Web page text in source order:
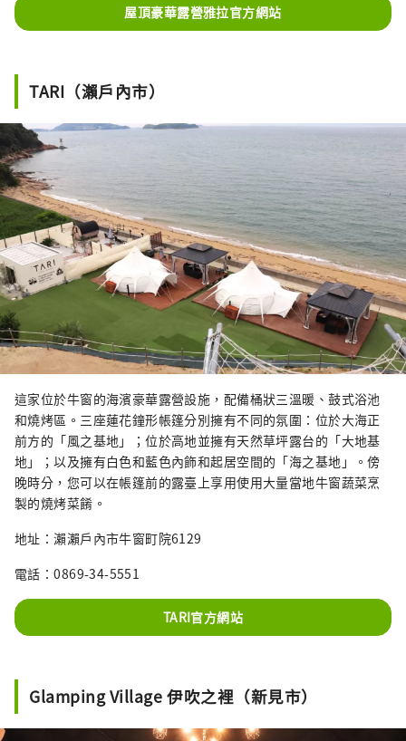
屋頂豪華露營雅拉官方網站
TARI（瀨戶內市）
這家位於牛窗的海濱豪華露營設施，配備桶狀三溫暖、鼓式浴池
和燒烤區。三座蓮花鐘形帳篷分別擁有不同的氛圍：位於大海正
前方的「風之基地」；位於高地並擁有天然草坪露台的「大地基
地」；以及擁有白色和藍色內飾和起居空間的「海之基地」。傍
晚時分，您可以在帳篷前的露臺上享用使用大量當地牛窗蔬菜烹
製的燒烤菜餚。
地址：瀨瀨戶內市牛窗町院6129
電話：0869-34-5551
TARI官方網站
Glamping Village 伊吹之裡（新見市）